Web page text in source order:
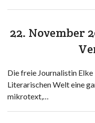
22. November
Die freie Journalistin
Literarischen Welt eine
mikrotext,…